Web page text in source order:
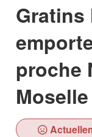
Gratins
proche